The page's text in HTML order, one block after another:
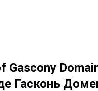
Gascony
Гасконь